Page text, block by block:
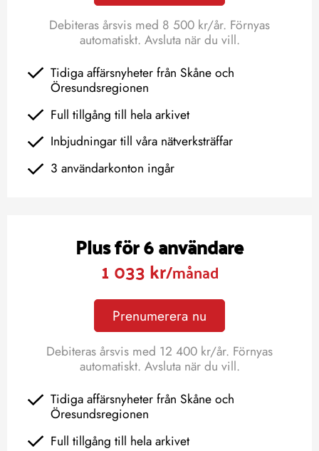
Debiteras årsvis med 8 500 kr/år. Förnyas
automatiskt. Avsluta när du vill.
Tidiga affärsnyheter från Skåne och
Öresundsregionen
Full tillgång till hela arkivet
Inbjudningar till våra nätverksträffar
3 användarkonton ingår
Plus för 6 användare
1 033 kr/månad
Prenumerera nu
Debiteras årsvis med 12 400 kr/år. Förnyas
automatiskt. Avsluta när du vill.
Tidiga affärsnyheter från Skåne och
Öresundsregionen
Full tillgång till hela arkivet